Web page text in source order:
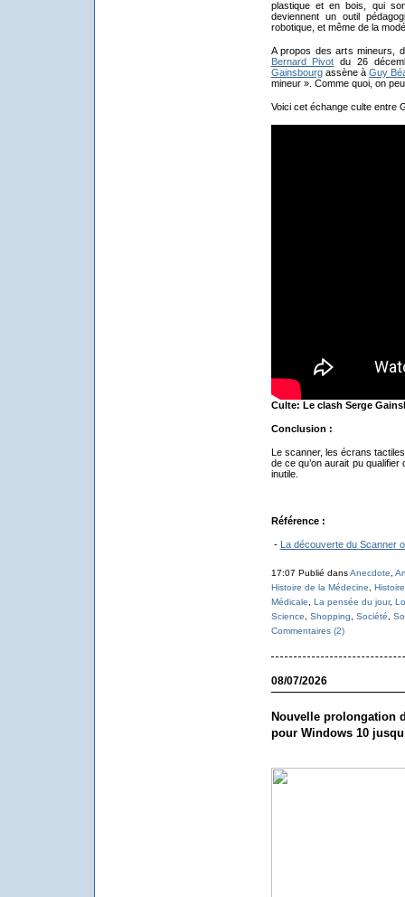
plastique et en bois, qui
deviennent un outil
robotique, et même de la
A propos des arts mineurs,
Bernard Pivot du 26
Gainsbourgassène à Guy
mineur ». Comme quoi, on
Voici cet échange culte entre
Culte: Le clash Serge
Conclusion :
Le scanner, les écrans
de ce qu’on aurait pu qualifier
inutile.
Référence :
- La découverte du Scanner
17:07 Publié dansAnecdote
Histoire de la Médecine
Médicale
La pensée du jour,
Science
Shopping Société
Commentaires (2)
08/07/2026
Nouvelle prolongation
pour Windows 10